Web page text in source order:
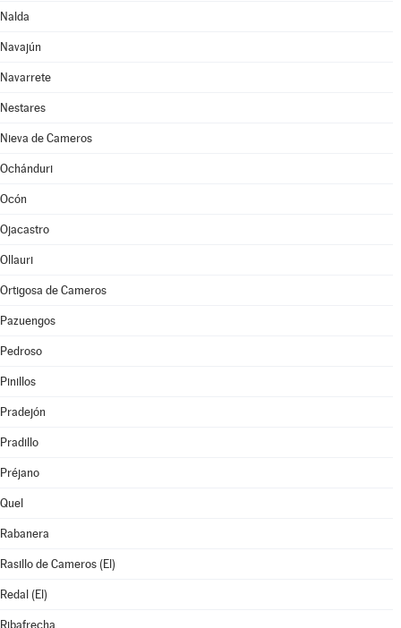
Nalda
Navajún
Navarrete
Nestares
Nieva de Cameros
Ochánduri
Ocón
Ojacastro
Ollauri
Ortigosa de Cameros
Pazuengos
Pedroso
Pinillos
Pradejón
Pradillo
Préjano
Quel
Rabanera
Rasillo de Cameros (El)
Redal (El)
Ribafrecha